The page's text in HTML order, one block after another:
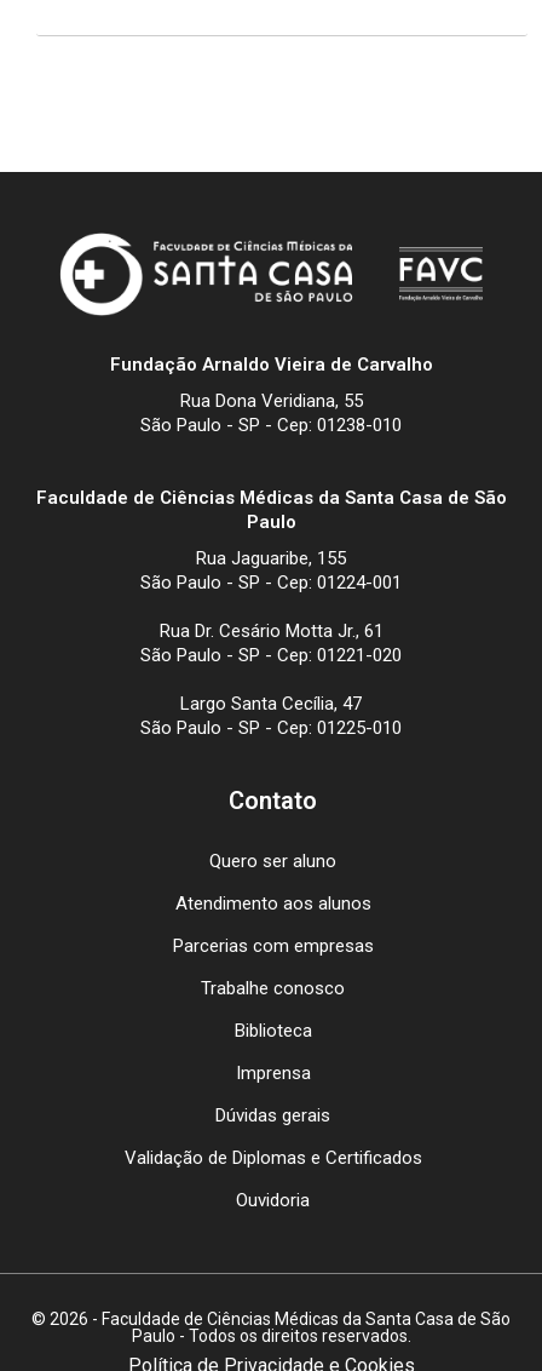
Fundação Arnaldo Vieira de Carvalho
Rua Dona Veridiana, 55
São Paulo - SP - Cep: 01238-010
Faculdade de Ciências Médicas da Santa Casa de São
Paulo
Rua Jaguaribe, 155
São Paulo - SP - Cep: 01224-001
Rua Dr. Cesário Motta Jr., 61
São Paulo - SP - Cep: 01221-020
Largo Santa Cecília, 47
São Paulo - SP - Cep: 01225-010
Contato
Quero ser aluno
Atendimento aos alunos
Parcerias com empresas
Trabalhe conosco
Biblioteca
Imprensa
Dúvidas gerais
Validação de Diplomas e Certificados
Ouvidoria
© 2026 - Faculdade de Ciências Médicas da Santa Casa de São
Paulo - Todos os direitos reservados.
Política de Privacidade e Cookies